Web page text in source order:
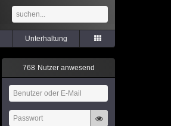
Unterhaltung
768 Nutzer anwesend